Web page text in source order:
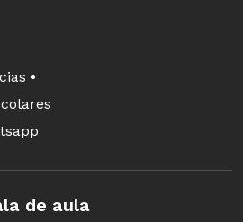
gostado da entrevista. Eu
•
de aula